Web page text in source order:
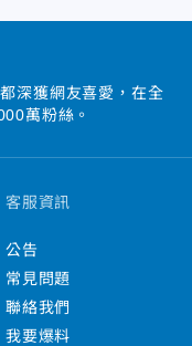
深獲網友喜愛，在全
萬粉絲。
客服資訊
公告
常見問題
聯絡我們
我要爆料